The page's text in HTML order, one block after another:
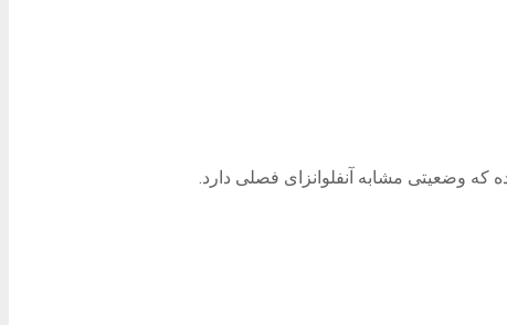
وضعیتی مشابه آنفلوانزای فصلی دارد.